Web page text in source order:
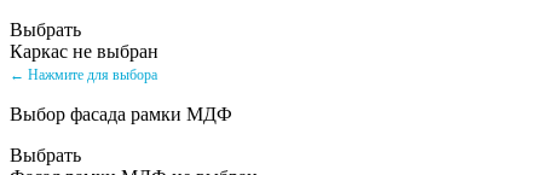
Выбрать
Каркас не выбран
← Нажмите для выбора
Выбор фасада рамки МДФ
Выбрать